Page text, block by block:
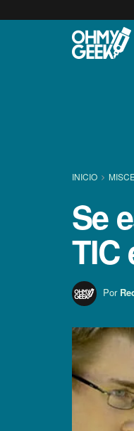
INICIO
Se
TIC
Por